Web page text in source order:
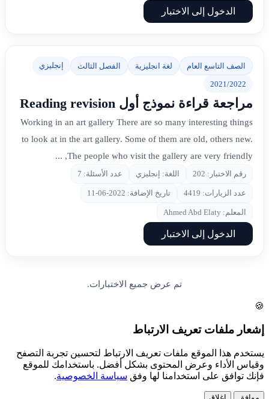
الدخول إلى الاختبار
الصف التاسع العام لغة انجليزية الفصل الثالث إنجليزي
2021/2022
مراجعة قراءة نموذج أول Reading revision
Working in an art gallery There are so many interesting things
to look at in the art gallery. Some of them are old, others new.
The people who visit the gallery are very friendly, ...
رقم الاختبار: 202 اللغة: إنجليزي عدد الأسئلة: 7
عدد الزيارات: 4419 تاريخ الإضافة: 2022-06-11
المعلم: Ahmed Abd Elaty
الدخول إلى الاختبار
تم عرض جميع الاختبارات.
🍪
إشعار ملفات تعريف الارتباط
يستخدم هذا الموقع ملفات تعريف الارتباط لتحسين تجربة التصفح
وقياس الأداء وعرض المحتوى بشكل أفضل. باستخدامك للموقع
فإنك توافق على استخدامنا لها وفق سياسة الخصوصية.